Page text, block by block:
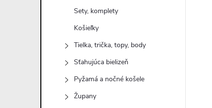
Sety, komplety
Košieľky
Tielka, trička, topy, body
Sťahujúca bielizeň
Pyžamá a nočné košele
Župany